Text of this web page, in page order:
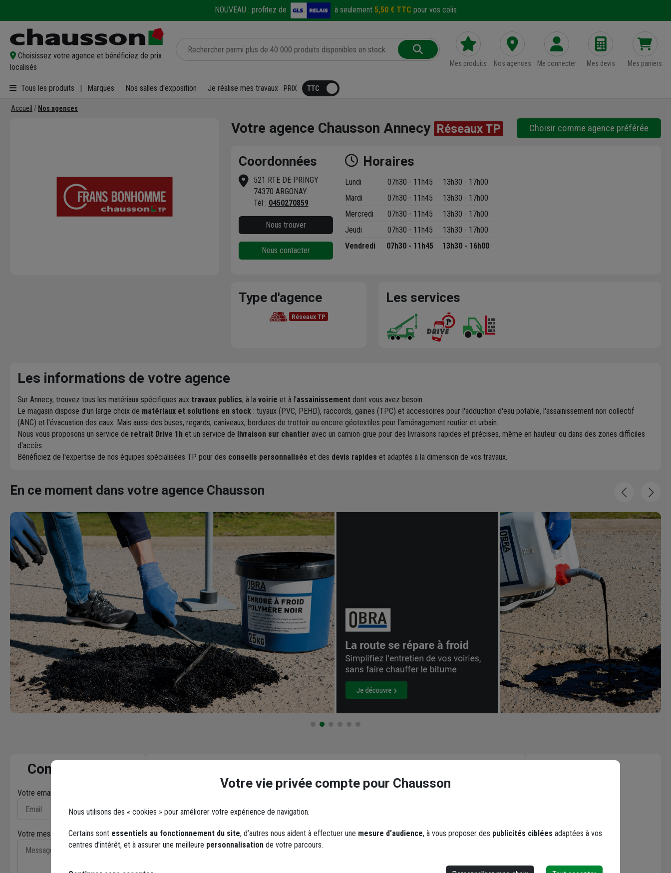
NOUVEAU : profitez de à seulement 5,50 € TTC pour vos colis
Choisissez votre agence et bénéficiez de prix
localisés
Mes produits Nos agences Me connecter Mes devis Mes paniers
Tous les produits Marques Nos salles d'exposition Je réalise mes travaux PRIX
Accueil Nos agences
Votre agence Chausson Annecy Réseaux TP Choisir comme agence préférée
Coordonnées
521 RTE DE PRINGY
74370 ARGONAY
Tél : 0450270859
Nous trouver
Nous contacter
Horaires
Lundi 07h30 - 11h45
13h30 - 17h00
Mardi
07h30 - 11h45
13h30 - 17h00
Mercredi
07h30 - 11h45
13h30 - 17h00
Jeudi
07h30 - 11h45
13h30 - 17h00
Vendredi
07h30 - 11h45 13h30 - 16h00
Type d'agence
Réseaux TP
Les services
Les informations de votre agence
Sur Annecy, trouvez tous les matériaux spécifiques aux travaux publics, à la voirie et à l'assainissement dont vous avez besoin.
Le magasin dispose d’un large choix de matériaux et solutions en stock : tuyaux (PVC, PEHD), raccords, gaines (TPC) et accessoires pour l'adduction d'eau potable, l'assainissement non collectif
(ANC) et l'évacuation des eaux. Mais aussi des buses, regards, caniveaux, bordures de trottoir ou encore géotextiles pour l'aménagement routier et urbain.
Nous vous proposons un service de retrait Drive 1h et un service de livraison sur chantier avec un camion-grue pour des livraisons rapides et précises, même en hauteur ou dans des zones difficiles
d'accès.
Bénéficiez de l'expertise de nos équipes spécialisées TP pour des conseils personnalisés et des devis rapides et adaptés à la dimension de vos travaux.
En ce moment dans votre agence Chausson
Contactez-nous
Votre email* :
Votre message* :
Les avis
Loading...
Votre vie privée compte pour Chausson
Nous utilisons des « cookies » pour améliorer votre expérience de navigation.
Certains sont essentiels au fonctionnement du site, d’autres nous aident à effectuer une mesure d’audience, à vous proposer des publicités ciblées adaptées à vos
centres d’intérêt, et à assurer une meilleure personnalisation de votre parcours.